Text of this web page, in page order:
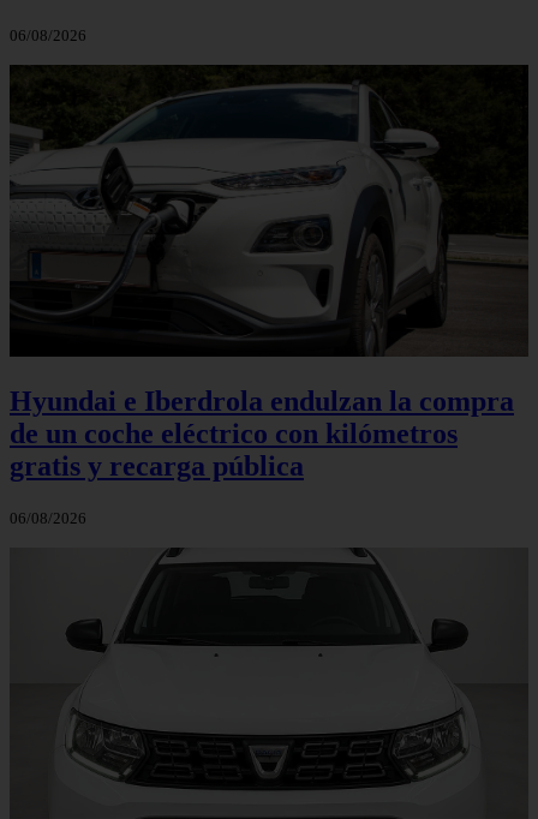
06/08/2026
Hyundai e Iberdrola endulzan la compra
de un coche eléctrico con kilómetros
gratis y recarga pública
06/08/2026